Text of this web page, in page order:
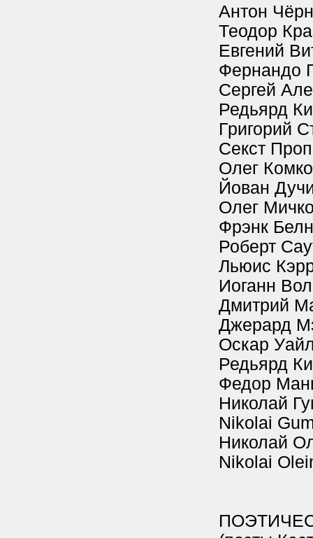
Антон
Теодор
Евгений
Фернандо
Сергей
Редьярд
Григорий
Секст
Олег
Йован
Олег
Фрэнк
Роберт
Льюис
Иоганн
Дмитрий
Джерард
Оскар
Редьярд
Федор
Николай
Nikolai
Николай
Nikolai